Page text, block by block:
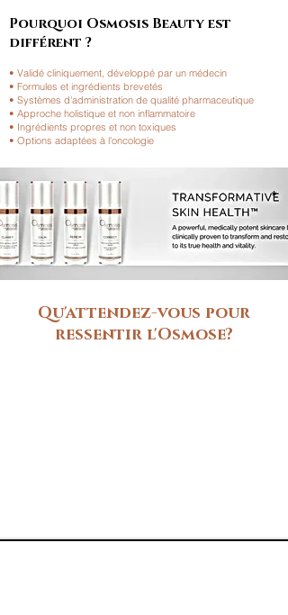
Pourquoi Osmosis Beauty est
différent ?
• Validé cliniquement, développé par un médecin
• Formules et ingrédients brevetés
• Systèmes d'administration de qualité pharmaceutique
• Approche holistique et non inflammatoire
• Ingrédients propres et non toxiques
• Options adaptées à l'oncologie
*
Qu'attendez-vous pour
ressentir l'Osmose?